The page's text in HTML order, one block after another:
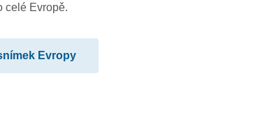
celé Evropě.
Evropy